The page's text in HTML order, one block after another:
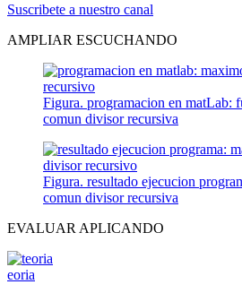
Suscribete a nuestro canal
AMPLIAR ESCUCHANDO
Figura. programacion en matLab:
comun divisor recursiva
Figura. resultado ejecucion
comun divisor recursiva
EVALUAR APLICANDO
eoria